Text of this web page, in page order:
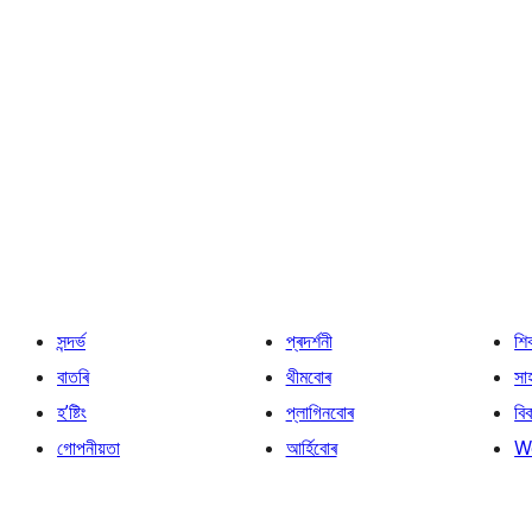
সন্দৰ্ভ
বাতৰি
হ’ষ্টিং
গোপনীয়তা
প্ৰদৰ্শনী
থীমবোৰ
প্লাগিনবোৰ
আৰ্হিবোৰ